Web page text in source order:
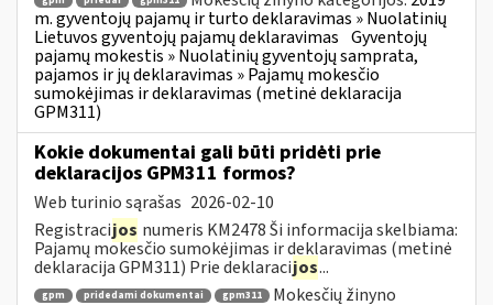
m. gyventojų pajamų ir turto deklaravimas » Nuolatinių
Lietuvos gyventojų pajamų deklaravimas Gyventojų
pajamų mokestis » Nuolatinių gyventojų samprata,
pajamos ir jų deklaravimas » Pajamų mokesčio
sumokėjimas ir deklaravimas (metinė deklaracija
GPM311)
Kokie dokumentai gali būti pridėti prie
deklaracijos GPM311 formos?
Web turinio sąrašas 2026-02-10
Registracijos numeris KM2478 Ši informacija skelbiama:
Pajamų mokesčio sumokėjimas ir deklaravimas (metinė
deklaracija GPM311) Prie deklaracijos...
gpm pridedami dokumentai gpm311
Mokesčių žinyno